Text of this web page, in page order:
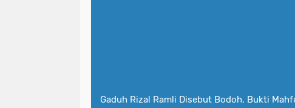
Gaduh Rizal Ramli Disebut Bodoh, Bukti